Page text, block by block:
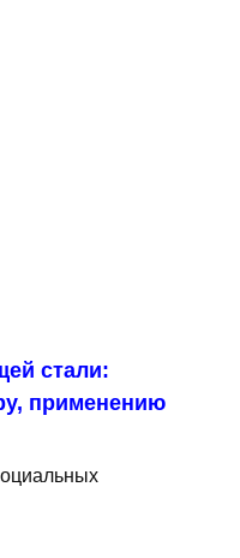
стали:
применению